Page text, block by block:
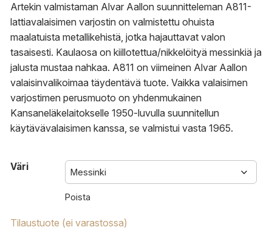
Artekin valmistaman Alvar Aallon suunnitteleman A811-
lattiavalaisimen varjostin on valmistettu ohuista
maalatuista metallikehistä, jotka hajauttavat valon
tasaisesti. Kaulaosa on kiillotettua/nikkelöityä messinkiä ja
jalusta mustaa nahkaa. A811 on viimeinen Alvar Aallon
valaisinvalikoimaa täydentävä tuote. Vaikka valaisimen
varjostimen perusmuoto on yhdenmukainen
Kansaneläkelaitokselle 1950-luvulla suunnitellun
käytävävalaisimen kanssa, se valmistui vasta 1965.
Väri
Poista
Tilaustuote (ei varastossa)